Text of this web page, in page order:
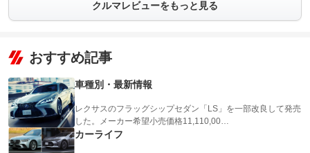
クルマレビューをもっと見る
おすすめ記事
車種別・最新情報
レクサスのフラッグシップセダン「LS」を一部改良して発売
した。メーカー希望小売価格11,110,00…
カーライフ